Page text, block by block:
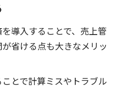
導入することで、売上管
省ける点も大きなメリッ
とで計算ミスやトラブル